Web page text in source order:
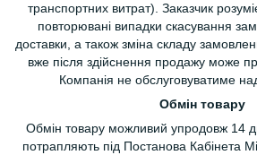
транспортних витрат). Заказчик
повторювані випадки скасування
доставки, а також зміна складу
вже після здійснення продажу може
Компанія не обслуговуватиме
Обмін товару
Обмін товару можливий упродовж 14
потрапляють під Постанова Кабінета